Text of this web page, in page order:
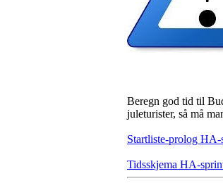
Beregn god tid til
juleturister, så må
Startliste-prolog
Tidsskjema HA-